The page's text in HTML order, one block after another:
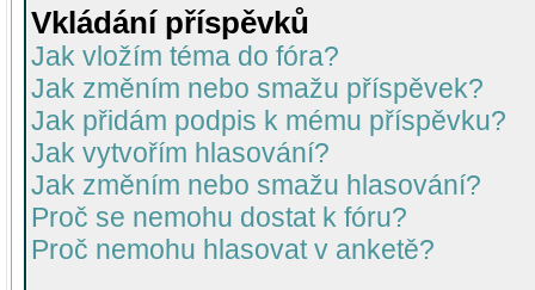
Vkládání příspěvků
Jak vložím téma do fóra?
Jak změním nebo smažu příspěvek?
Jak přidám podpis k mému příspěvku?
Jak vytvořím hlasování?
Jak změním nebo smažu hlasování?
Proč se nemohu dostat k fóru?
Proč nemohu hlasovat v anketě?